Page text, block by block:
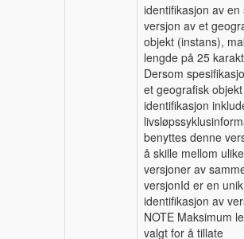
identifikasjon av en
versjon av et
objekt (instans),
lengde på 25
Dersom
et geografisk
identifikasjon
benyttes denne
å skille mellom ulike
versjoner av
versjonId er en unik
identifikasjon av
NOTE Maksimum
valgt for å tillate